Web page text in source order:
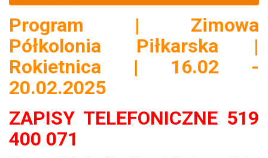
Program | Zimowa
Półkolonia Piłkarska |
Rokietnica | 16.02 -
20.02.2025
ZAPISY TELEFONICZNE 519
400 071